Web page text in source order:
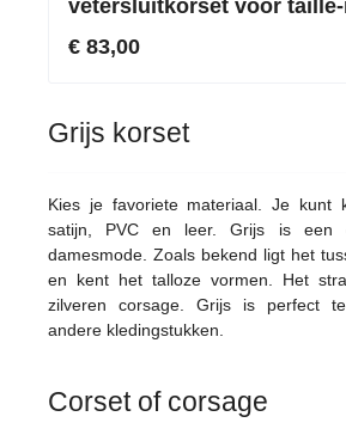
vetersluitkorset voor
€ 83,00
Grijs korset
Kies je favoriete materiaal. Je kunt
satijn, PVC en leer. Grijs is een
damesmode. Zoals bekend ligt het
en kent het talloze vormen. Het
zilveren corsage. Grijs is perfect
andere kledingstukken.
Corset of corsage